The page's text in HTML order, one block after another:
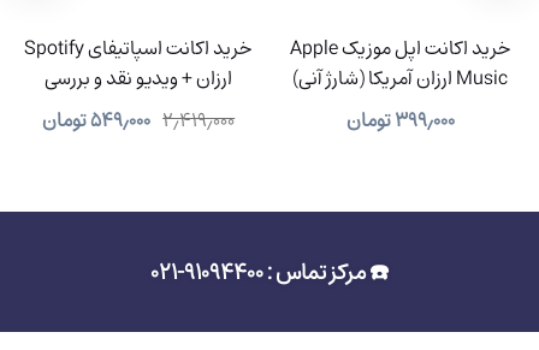
خرید اکانت اپل موزیک Apple
Music ارزان آمریکا (شارژ آنی)
۳۹۹٫۰۰۰تومان
خرید اکانت اسپاتیفای Spotify
ارزان + ویدیو نقد و بررسی
۲٫۴۱۹٫۰۰۰ ۵۴۹٫۰۰۰تومان
☎️ مرکز تماس : 91094400-021